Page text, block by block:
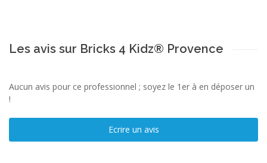
Les avis sur Bricks 4 Kidz® Provence
Aucun avis pour ce professionnel ; soyez le 1er à en déposer un
!
Ecrire un avis